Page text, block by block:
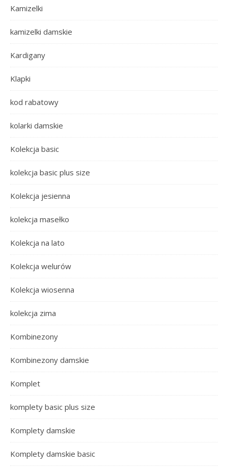
Kamizelki
kamizelki damskie
Kardigany
Klapki
kod rabatowy
kolarki damskie
Kolekcja basic
kolekcja basic plus size
Kolekcja jesienna
kolekcja masełko
Kolekcja na lato
Kolekcja welurów
Kolekcja wiosenna
kolekcja zima
Kombinezony
Kombinezony damskie
Komplet
komplety basic plus size
Komplety damskie
Komplety damskie basic